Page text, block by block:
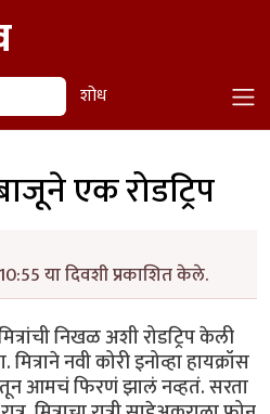
शोध
एक रोडट्रिप
या दिवशी प्रकाशित केले.
निखळ अशी रोडट्रिप केली
नवी कोरी इनोव्हा हायक्रॉस
आमचं फिरणं झालं नव्हतं. सरता